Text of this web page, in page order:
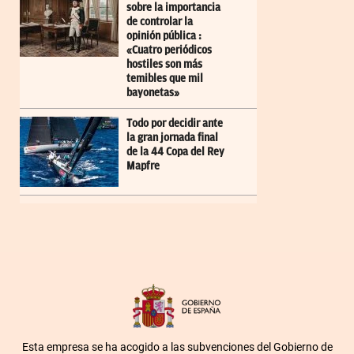
sobre la importancia
de controlar la
opinión pública :
«Cuatro periódicos
hostiles son más
temibles que mil
bayonetas»
Todo por decidir ante
la gran jornada final
de la 44 Copa del Rey
Mapfre
Esta empresa se ha acogido a las subvenciones del Gobierno de